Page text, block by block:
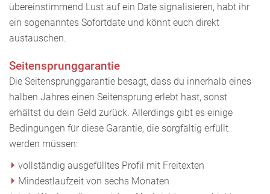
übereinstimmend Lust auf ein Date signalisieren, habt ihr
ein sogenanntes Sofortdate und könnt euch direkt
austauschen.
Seitensprunggarantie
Die Seitensprunggarantie besagt, dass du innerhalb eines
halben Jahres einen Seitensprung erlebt hast, sonst
erhältst du dein Geld zurück. Allerdings gibt es einige
Bedingungen für diese Garantie, die sorgfältig erfüllt
werden müssen:
vollständig ausgefülltes Profil mit Freitexten
Mindestlaufzeit von sechs Monaten